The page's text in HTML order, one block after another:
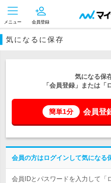
メニュー 会員登録
気になるに保存
気になる保
「会員登録」または「
簡単1分 会員登
会員の方はログインして気になる
会員IDとパスワードを入力して「